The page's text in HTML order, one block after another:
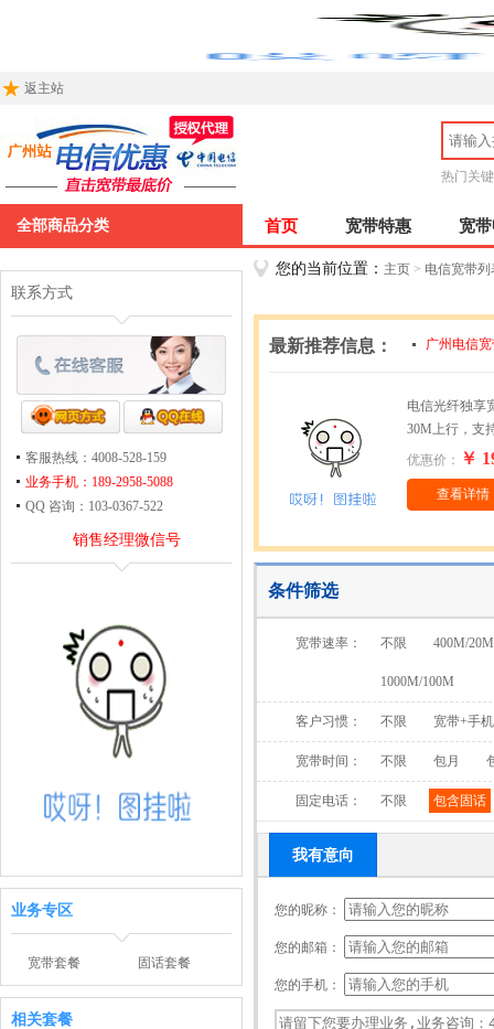
返主站
热门关
全部商品分类 首页 宽带特惠 宽
联系方式
客服热线：4008-528-159
业务手机：189-2958-5088
QQ 咨询：103-0367-522
销售经理微信号
业务专区
宽带套餐 固话套餐
相关套餐
您的当前位置： 主页 > 电信宽带列
最新推荐信息： 广州电信
电信光纤独享
30M上行，支
优惠价： ￥
查看详情
条件筛选
宽带速率： 不限 400M/20M
1000M/100M
客户习惯： 不限 宽带+手
宽带时间： 不限 包月
固定电话： 不限 包含固话
我有意向
您的昵称：
您的邮箱：
您的手机：